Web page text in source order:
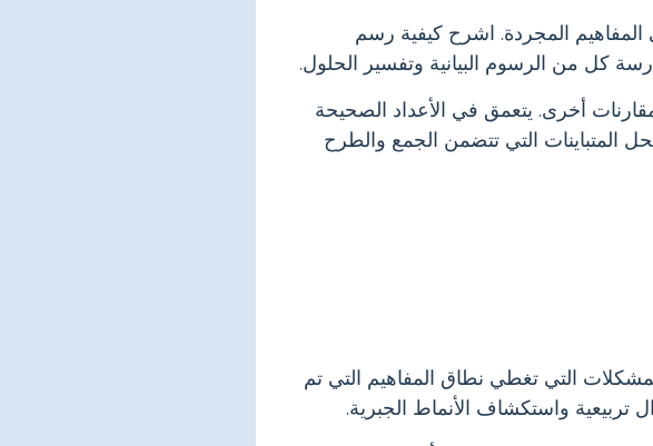
المفاهيم المجردة. اشرح كيفية رسم
كل من الرسوم البيانية وتفسير الحلول.
أخرى. يتعمق في الأعداد الصحيحة
المتباينات التي تتضمن الجمع والطرح
التي تغطي نطاق المفاهيم التي تم
تربيعية واستكشاف الأنماط الجبرية.